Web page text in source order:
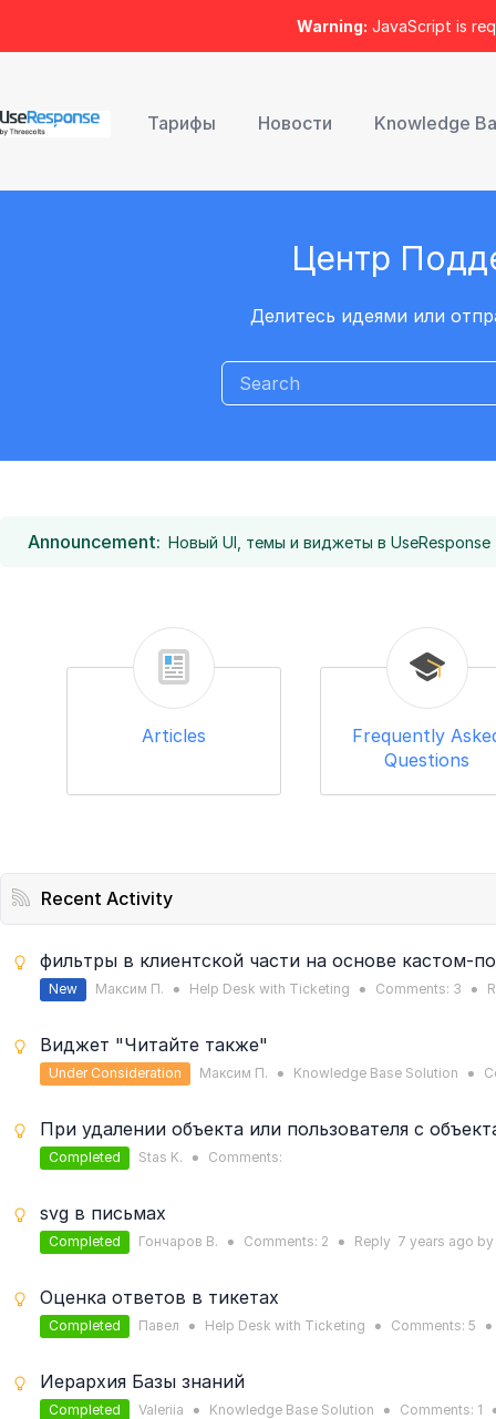
Warning: JavaScript is
Тарифы Новости Knowledge
Центр
Делитесь идеями или
Announcement: Новый UI, темы и виджеты в UseResponse
Articles
Frequently
Questions
Recent Activity
фильтры в клиентской части на основе кастом-
New Максим П. ● Help Desk with Ticketing ● Comments: 3 ●
Виджет "Читайте также"
Under Consideration Максим П. ● Knowledge Base Solution ●
При удалении объекта или пользователя с
Completed Stas K. ● Comments:
svg в письмах
Completed Гончаров В. ● Comments: 2 ● Reply 7 years ago by
Оценка ответов в тикетах
Completed Павел ● Help Desk with Ticketing ● Comments: 5 ●
Иерархия Базы знаний
Completed Valeriia ● Knowledge Base Solution ● Comments: 1